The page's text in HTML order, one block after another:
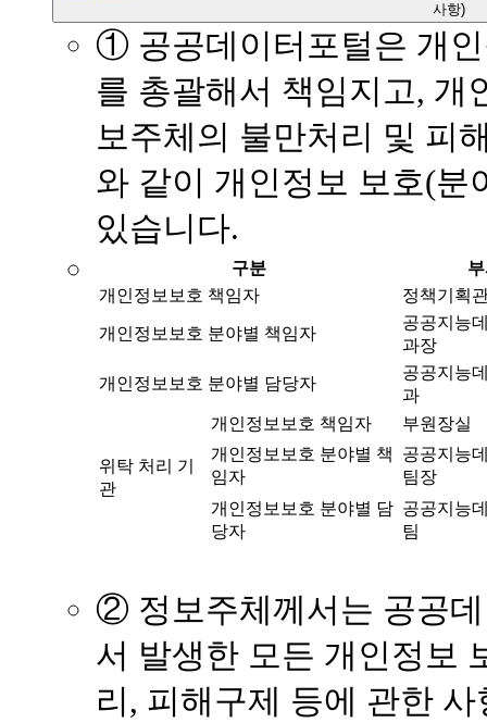
사항)
① 공공데이터포털은 개
를 총괄해서 책임지고, 개
보주체의 불만처리 및 피
와 같이 개인정보 보호(분
있습니다.
구분
개인정보보호 책임자
정책기획
개인정보보호 분야별 책임자
공공지능
과장
개인정보보호 분야별 담당자
공공지능
과
위탁 처리 기
관
개인정보보호 책임자
부원장실
개인정보보호 분야별 책
임자
공공지능
팀장
개인정보보호 분야별 담
당자
공공지능
팀
② 정보주체께서는 공공
서 발생한 모든 개인정보
리, 피해구제 등에 관한